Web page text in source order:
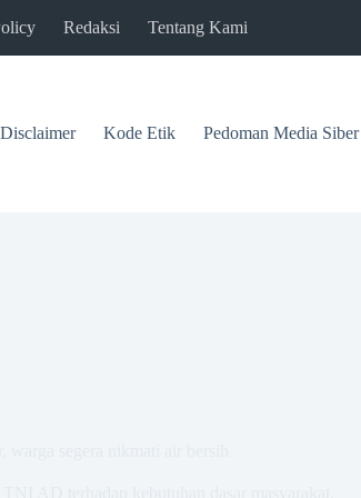
Redaksi Tentang Kami
Disclaimer Kode Etik Pedoman Media Siber